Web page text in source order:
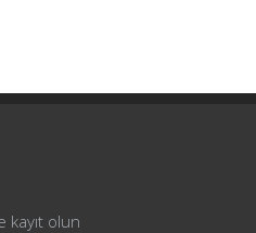
kayıt olun